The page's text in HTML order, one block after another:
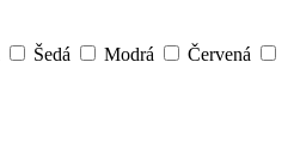
Šedá Modrá
Červená